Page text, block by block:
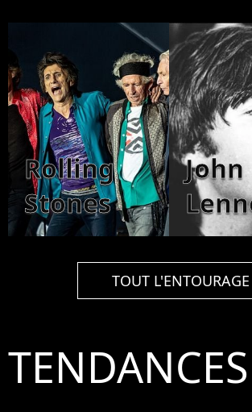
Rolling
Stones
John
TOUT L'ENTOURAGE
TENDANCES